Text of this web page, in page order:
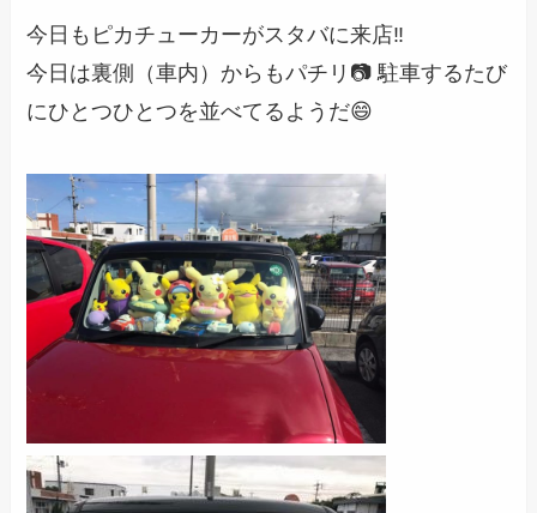
今日もピカチューカーがスタバに来店‼
今日は裏側（車内）からもパチリ📷 駐車するたび
にひとつひとつを並べてるようだ😄